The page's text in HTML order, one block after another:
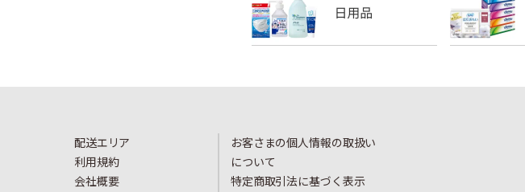
配送エリア
利用規約
会社概要
お客さまの個人情報の取扱い
について
特定商取引法に基づく表示